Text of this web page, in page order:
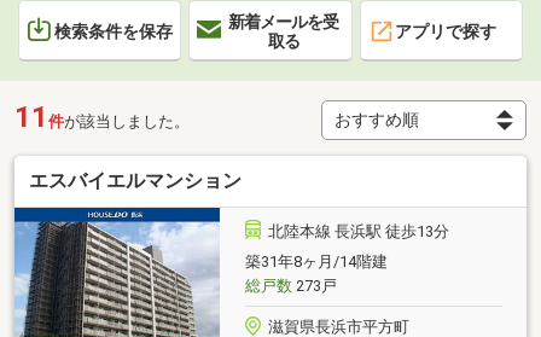
検索条件を保存
新着メールを受
取る
アプリで探す
11 件が該当しました。
エスバイエルマンション
北陸本線 長浜駅 徒歩13分
築31年8ヶ月/14階建
総戸数273戸
滋賀県長浜市平方町